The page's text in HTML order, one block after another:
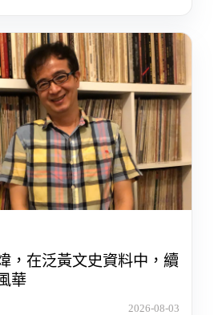
，在泛黃文史資料中，續
華
2026-08-03